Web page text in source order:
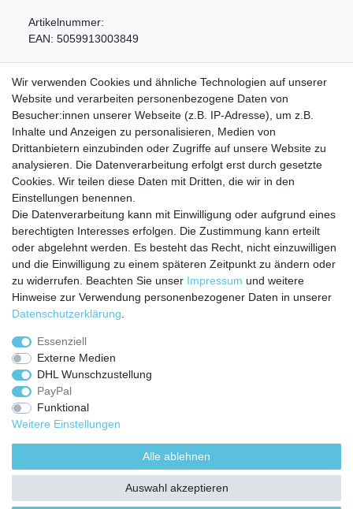
Artikelnummer:
EAN: 5059913003849
Wir verwenden Cookies und ähnliche Technologien auf unserer
Website und verarbeiten personenbezogene Daten von
Besucher:innen unserer Webseite (z.B. IP-Adresse), um z.B.
Inhalte und Anzeigen zu personalisieren, Medien von
Drittanbietern einzubinden oder Zugriffe auf unsere Website zu
analysieren. Die Datenverarbeitung erfolgt erst durch gesetzte
Cookies. Wir teilen diese Daten mit Dritten, die wir in den
Einstellungen benennen.
Die Datenverarbeitung kann mit Einwilligung oder aufgrund eines
berechtigten Interesses erfolgen. Die Zustimmung kann erteilt
oder abgelehnt werden. Es besteht das Recht, nicht einzuwilligen
und die Einwilligung zu einem späteren Zeitpunkt zu ändern oder
zu widerrufen. Beachten Sie unser Impressum und weitere
Hinweise zur Verwendung personenbezogener Daten in unserer
Daten­schutz­erklärung
Essenziell
Externe Medien
DHL Wunschzustellung
PayPal
Funktional
Weitere Einstellungen
Alle ablehnen
Auswahl akzeptieren
Service
Zahlungarten
Versandkosten
Batterierücknahmeverordnung
Kostenloser Newsletter
E-MAIL **
Newsletter
Honig
Daten­schutz­erklärung
Einwilligung kann ich jederzeit widerrufen.**
Impressum
Widerrufs­recht Vertrag widerrufen Kontakt